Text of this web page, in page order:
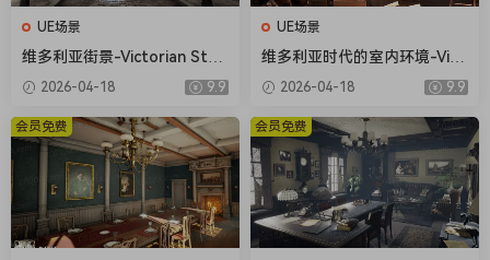
UE场景
维多利亚街景-Victorian Stre
et 2026-04-18 9.9
UE场景
维多利亚时代的室内环境-Vict
orian Interior Environment
2026-04-18 9.9
会员免费 会员免费